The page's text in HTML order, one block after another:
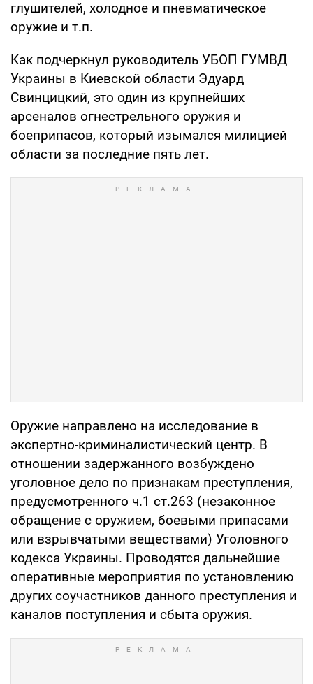
глушителей, холодное и пневматическое
оружие и т.п.
Как подчеркнул руководитель УБОП ГУМВД
Украины в Киевской области Эдуард
Свинцицкий, это один из крупнейших
арсеналов огнестрельного оружия и
боеприпасов, который изымался милицией
области за последние пять лет.
Оружие направлено на исследование в
экспертно-криминалистический центр. В
отношении задержанного возбуждено
уголовное дело по признакам преступления,
предусмотренного ч.1 ст.263 (незаконное
обращение с оружием, боевыми припасами
или взрывчатыми веществами) Уголовного
кодекса Украины. Проводятся дальнейшие
оперативные мероприятия по установлению
других соучастников данного преступления и
каналов поступления и сбыта оружия.